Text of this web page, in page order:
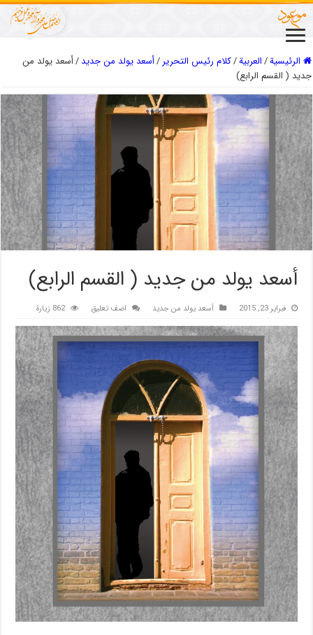
الرئيسية/العربیة/كلام رئيس التحرير/أسعد يولد من جديد /أسعد يولد من
جديد ( القسم الرابع)
أسعد يولد من جديد ( القسم الرابع)
فبراير 23, 2015 أسعد يولد من جديد اضف تعليق 862 زيارة